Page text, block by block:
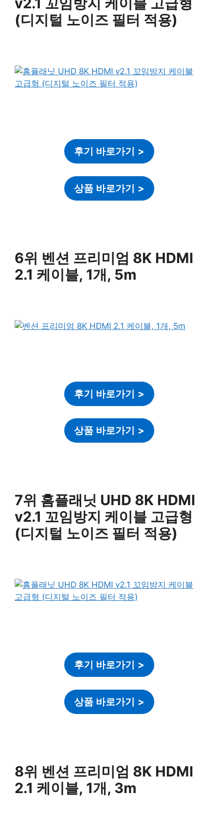
(디지털 노이즈 필터 적용)
후기 바로가기 >
상품 바로가기 >
6위 벤션 프리미엄 8K HDMI
2.1 케이블, 1개, 5m
후기 바로가기 >
상품 바로가기 >
7위 홈플래닛 UHD 8K HDMI
v2.1 꼬임방지 케이블 고급형
(디지털 노이즈 필터 적용)
후기 바로가기 >
상품 바로가기 >
8위 벤션 프리미엄 8K HDMI
2.1 케이블, 1개, 3m